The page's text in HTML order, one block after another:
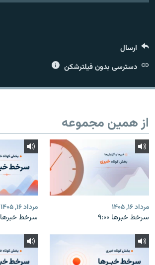
ارسال
دسترسی بدون فیلترشکن
از همین مجموعه
مرداد ۱۶, ۱۴۰۵
سرخط خبرها ۹:۰۰
مرداد ۱۶, ۱۴۰۵
سرخط خبرها ۸:۰۰